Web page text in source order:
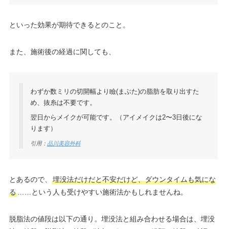
といった効果が期待できるとのこと。
また、施術後の経過に関しても、
わずか数ミリの切開幅より瞼(まぶた)の脂肪を取り出すた
め、抜糸は不要です。
翌日からメイクが可能です。（アイメイクは2〜3日後にな
ります）
引用： 品川美容外科
とあるので、
埋没法だけだと不安だけど、ダウンタイムも気にな
る……という人も受けやすい施術法かもしれませんね。
脱脂法の値段は以下の通り。埋没法と組み合わせる場合は、埋没